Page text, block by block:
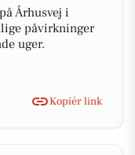
Århusvej i
påvirkninger
uger.
Kopiér link